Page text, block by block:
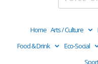
Home Arts / Culture
Food & Drink
Eco-Social